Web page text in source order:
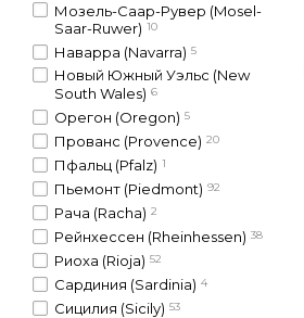
Мозель-Саар-Рувер (Mosel-
Saar-Ruwer) 10
Наварра (Navarra) 5
Новый Южный Уэльс (New
South Wales) 6
Орегон (Oregon) 5
Прованс (Provence) 20
Пфальц (Pfalz) 1
Пьемонт (Piedmont) 92
Рача (Racha) 2
Рейнхессен (Rheinhessen) 38
Риоха (Rioja) 52
Сардиния (Sardinia) 4
Сицилия (Sicily) 53